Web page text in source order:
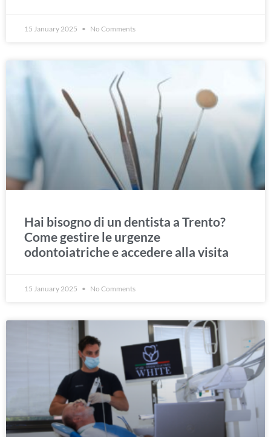
15 January 2025 No Comments
Hai bisogno di un dentista a Trento?
Come gestire le urgenze
odontoiatriche e accedere alla visita
15 January 2025 No Comments